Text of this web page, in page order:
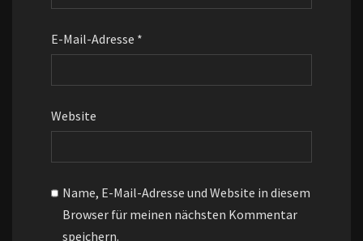
E-Mail-Adresse *
Website
Name, E-Mail-Adresse und Website in diesem
Browser für meinen nächsten Kommentar
speichern.